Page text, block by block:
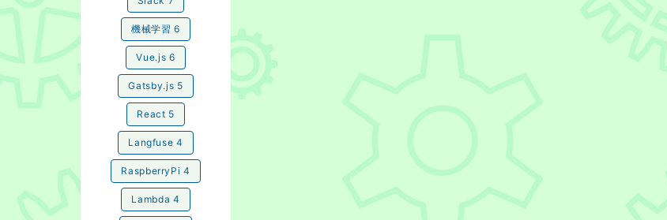
機械学習 6
Vue.js 6
Gatsby.js 5
React 5
Langfuse 4
RaspberryPi 4
Lambda 4